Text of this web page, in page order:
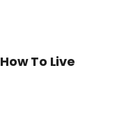
How To Live